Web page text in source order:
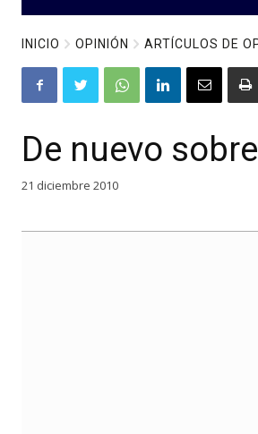
INICIO OPINIÓN ARTÍCULOS DE
De nuevo
21 diciembre 2010